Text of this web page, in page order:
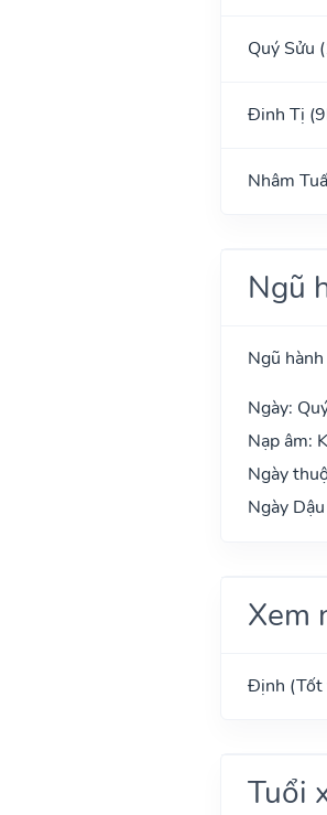
Quý Sửu
Đinh Tị
Nhâm
Ngũ
Ngũ
Ngày:
Nạp âm:
Ngày
Ngày
Xem
Định (Tốt
Tuổi